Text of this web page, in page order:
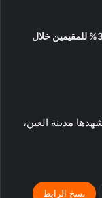
اللوفر أبوظبي يقدم خصم 30% للمقيمين خلال
مدينة العين،
نسخ الرابط